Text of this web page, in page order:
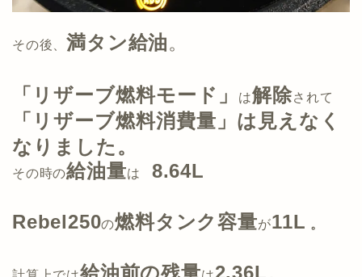
その後、 満タン給油。
「リザーブ燃料モード」 は解除されて
「 リザーブ燃料消費量」 は見えなく
なりました。
その時の給油量は 8.64L
Rebel250の燃料タンク容量が11L 。